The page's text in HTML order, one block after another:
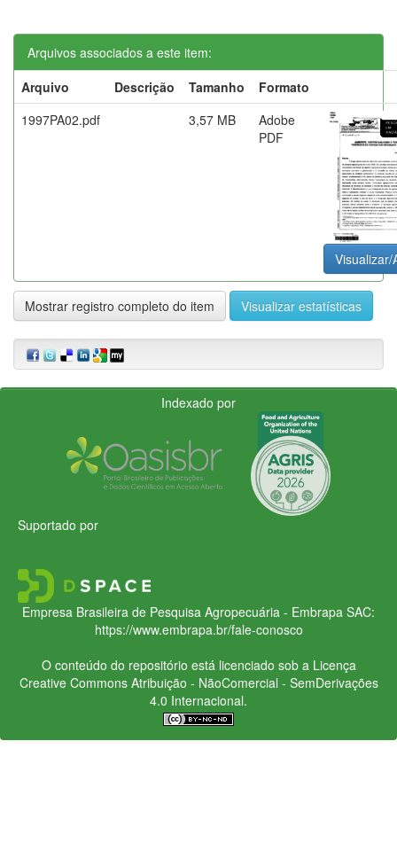
Arquivos associados a este item:
Arquivo
Descrição Tamanho
Formato
1997PA02.pdf
3,57 MB
Adobe
PDF
Visualizar/
Mostrar registro completo do item Visualizar estatísticas
Indexado por
Suportado por
Empresa Brasileira de Pesquisa Agropecuária - Embrapa SAC:
https://www.embrapa.br/fale-conosco
O conteúdo do repositório está licenciado sob a Licença
Creative CommonsAtribuição - NãoComercial - SemDerivações
4.0 Internacional.